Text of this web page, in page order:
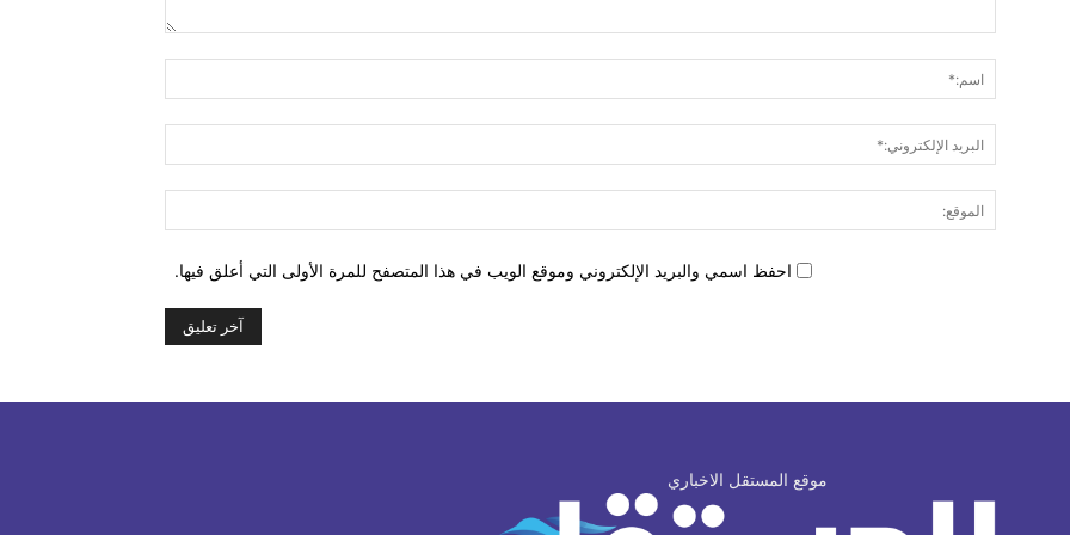
الإلكتروني:*
احفظ اسمي والبريد الإلكتروني وموقع الويب في هذا المتصفح للمرة الأولى التي أعلق فيها.
موقع المستقل الاخباري